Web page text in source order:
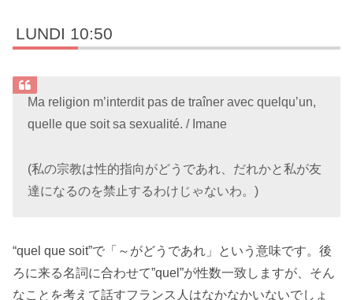
LUNDI 10:50
Ma religion m’interdit pas de traîner avec quelqu’un,
quelle que soit sa sexualité. / Imane
(私の宗教は性的指向がどうであれ、だれかと私が友
達になるのを禁止するわけじゃないわ。)
“quel que soit”で「～がどうであれ」という意味です。後
ろに来る名詞に合わせて”quel”が性数一致しますが、そん
なことを考えて話すフランス人はなかなかいないでしょ